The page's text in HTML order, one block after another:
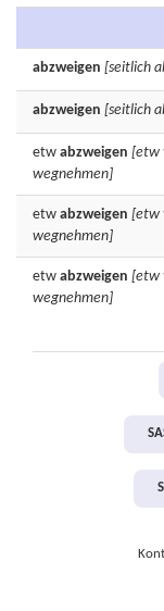
abzweigen [seitlich
abzweigen [seitlich
etw abzweigen [etw
wegnehmen]
etw abzweigen [etw
wegnehmen]
etw abzweigen [etw
wegnehmen]